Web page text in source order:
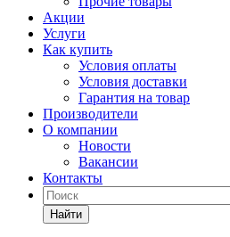
Акции
Услуги
Как купить
Условия оплаты
Условия доставки
Гарантия на товар
Производители
О компании
Новости
Вакансии
Контакты
Найти